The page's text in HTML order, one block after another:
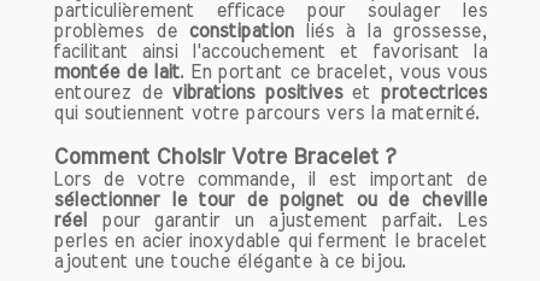
5. Espoir et Pureté
La Pierre de Lune est souvent
considérée comme la pierre de l'espoir
de renouveau, de transformation et de
croissance personnelle. Son énergie
douce et apaisante encourage la
réflexion et l'auto-exploration, aidant
ainsi à surmonter les obstacles et à
particulièrement efficace pour soulager les
problèmes de constipationliés à la grossesse,
facilitant ainsi l'accouchement et favorisant la
montée de lait. En portant ce bracelet, vous vous
entourez de vibrations positives et protectrices
qui soutiennent votre parcours vers la maternité.
Comment Choisir Votre Bracelet ?
Lors de votre commande, il est important de
sélectionner le tour de poignet ou de cheville
réel
pour garantir un ajustement parfait. Les
perles en acier inoxydable qui ferment le bracelet
ajoutent une touche élégante à ce bijou.